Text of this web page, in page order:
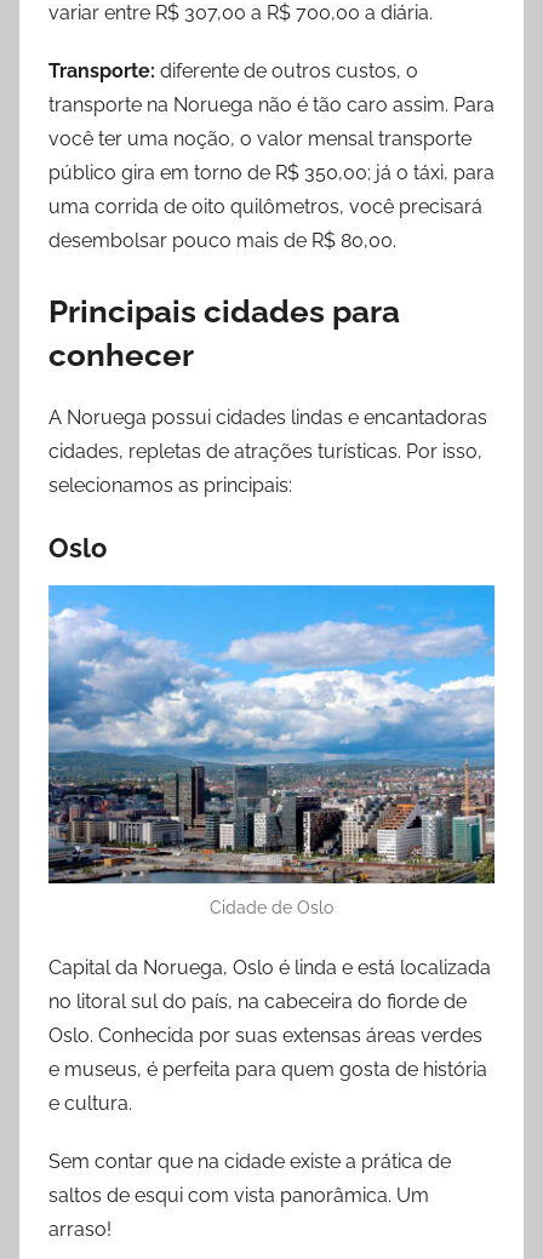
variar entre R$ 307,00 a R$ 700,00 a diária.
Transporte: diferente de outros custos, o
transporte na Noruega não é tão caro assim. Para
você ter uma noção, o valor mensal transporte
público gira em torno de R$ 350,00; já o táxi, para
uma corrida de oito quilômetros, você precisará
desembolsar pouco mais de R$ 80,00.
Principais cidades para
conhecer
A Noruega possui cidades lindas e encantadoras
cidades, repletas de atrações turísticas. Por isso,
selecionamos as principais:
Oslo
Cidade de Oslo
Capital da Noruega, Oslo é linda e está localizada
no litoral sul do país, na cabeceira do fiorde de
Oslo. Conhecida por suas extensas áreas verdes
e museus, é perfeita para quem gosta de história
e cultura.
Sem contar que na cidade existe a prática de
saltos de esqui com vista panorâmica. Um
arraso!